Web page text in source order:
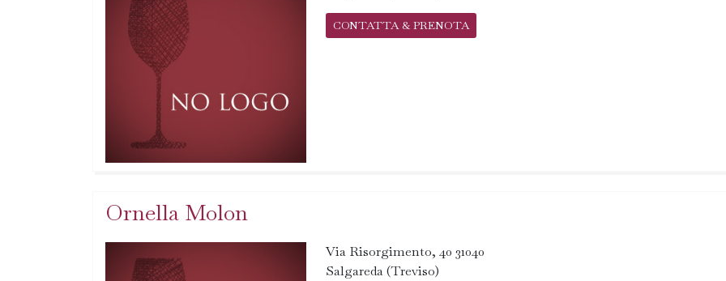
CONTATTA & PRENOTA
Ornella Molon
Via Risorgimento, 40 31040
Salgareda (Treviso)